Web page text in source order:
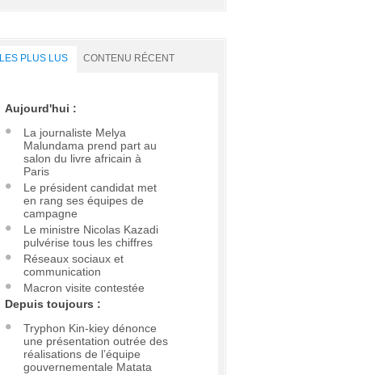
LES PLUS LUS CONTENU RÉCENT
Aujourd'hui :
La journaliste Melya
Malundama prend part au
salon du livre africain à
Paris
Le président candidat met
en rang ses équipes de
campagne
Le ministre Nicolas Kazadi
pulvérise tous les chiffres
Réseaux sociaux et
communication
Macron visite contestée
Depuis toujours :
Tryphon Kin-kiey dénonce
une présentation outrée des
réalisations de l’équipe
gouvernementale Matata